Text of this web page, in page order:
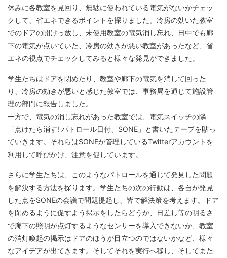
休みに各教室を見回り、無駄に使われている電気がないかチェッ
クして、省エネできるポイントを探りました。冷房の効いた教室
でのドアの開けっ放し、未使用教室の電気消し忘れ、日中でも廊
下の電気が点いていた、冷房の効きが悪い教室があったなど、省
エネの視点でチェックしてみると様々な発見ができました。
学生たちはドアを閉めたり、教室や廊下の電気を消して回った
り、冷房の効きが悪いと感じた教室では、事務局を通じて施設管
理の部門に報告しました。
一方で、電気の消し忘れがあった教室では、電気スイッチの隣
「点けたら消す! パトロール日付、SONE」と書いたテープを貼っ
ていきます。それらはSONEが管理しているTwitterアカウントを
利用して呼びかけ、注意を促しています。
さらに学生たちは、このようなパトロールを通じて発見した問題
を解決する方法を探ります。学生たちの次の行動は、各自が発見
した点をSONEの会議で問題提起し、皆で解決策を考えます。ドア
を閉めるように促すよう掲示をしたらどうか、日差し等の明るさ
で廊下の照明が点灯するようなセンサーを導入できないか、教室
の消灯喚起の掲示はドアのほうが目立つのではないかなど、様々
なアイデアが出てきます。そしてそれを実行へ移し、そしてまた